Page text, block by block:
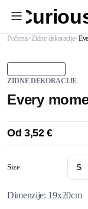
Početna Zidne dekoracije
ZIDNE DEKORACIJE
Every
Od 3,52€
Size
Dimenzije: 19x20cm